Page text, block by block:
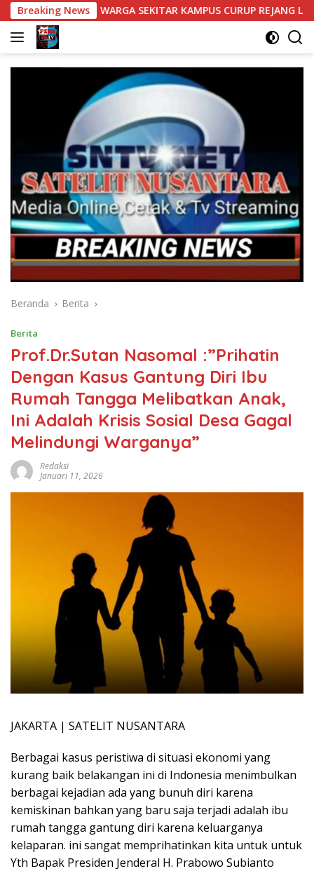
Langsung
ke
konten
Breaking News
SEKITAR KAMPUS CURUP REJANG LEBONG
Beranda Berita
Berita
Prof.Dr.Sutan Nasomal :”Prihatin
Dengan Kasus Gantung Diri Ibu
Rumah Tangga Melibatkan Anak,
Ini Adalah Krisis Sosial Desa Gagal
Melindungi Warganya”
Redaksi
Januari 11, 2026
JAKARTA | SATELIT NUSANTARA
Berbagai kasus peristiwa di situasi ekonomi yang
kurang baik belakangan ini di Indonesia menimbulkan
berbagai kejadian ada yang bunuh diri karena
kemiskinan bahkan yang baru saja terjadi adalah ibu
rumah tangga gantung diri karena keluarganya
kelaparan. ini sangat memprihatinkan kita untuk untuk
Yth Bapak Presiden Jenderal H. Prabowo Subianto